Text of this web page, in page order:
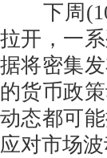
下周(10
拉开，一
据将密集
的货币政
动态都可
应对市场波